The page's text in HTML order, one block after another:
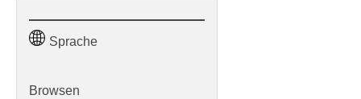
Sprache
Browsen